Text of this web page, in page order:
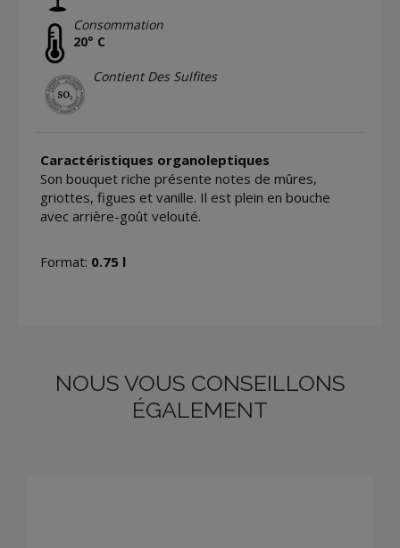
Consommation
20° C
Contient Des Sulfites
Caractéristiques organoleptiques
Son bouquet riche présente notes de mûres,
griottes, figues et vanille. Il est plein en bouche
avec arrière-goût velouté.
Format: 0.75 l
NOUS VOUS CONSEILLONS
ÉGALEMENT